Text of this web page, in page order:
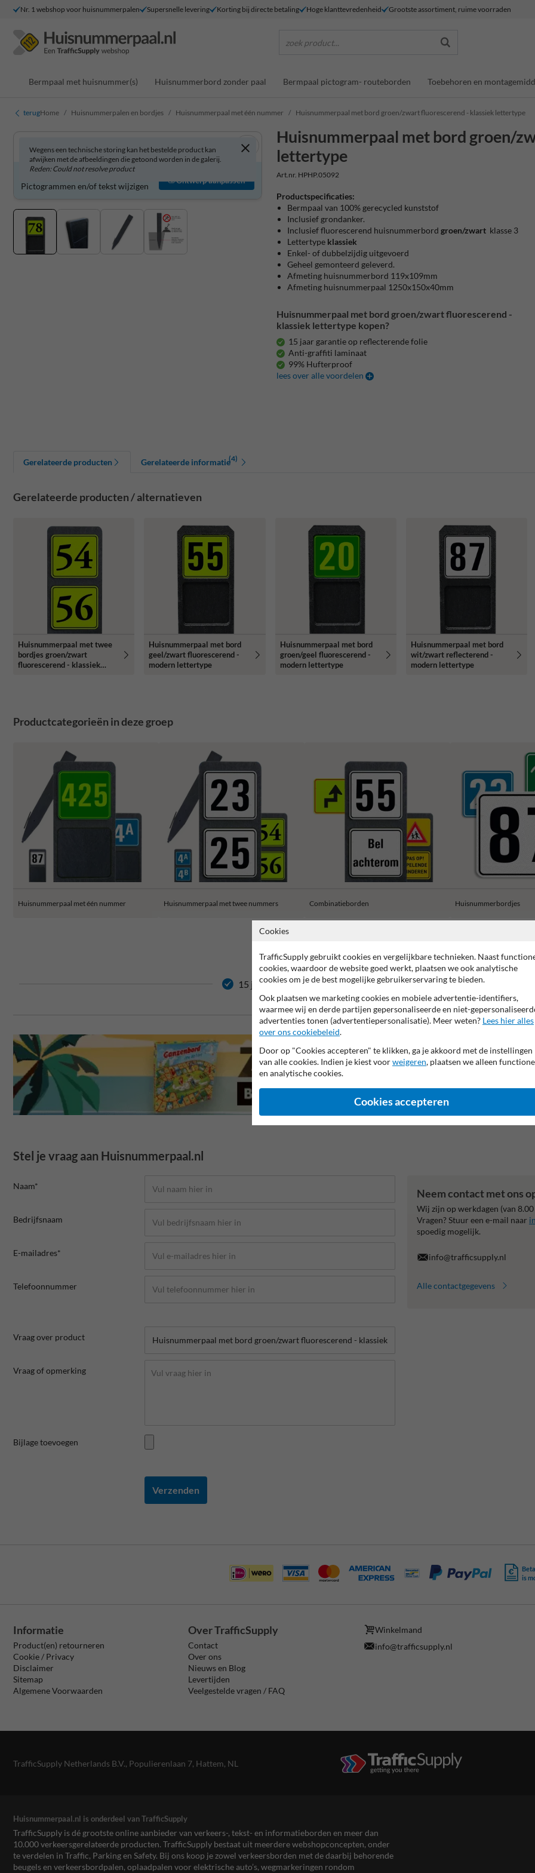
Nr. 1 webshop voor huisnummerpalen Supersnelle levering Korting bij directe betaling Hoge klanttevredenheid Grootste assortiment, ruime voorraden
zoek product...
Bermpaal met huisnummer(s) Huisnummerbord zonder paal Bermpaal pictogram- routeborden Toebehoren en
terugHome Huisnummerpalen en bordjes Huisnummerpaal met één nummer Huisnummerpaal met bord groen/zwart fluorescerend - klassiek lettertype
Huisnummerpaal met bord groen/
lettertype
Art.nr. HPHP.05092
Wegens een technische storing kan het bestelde product kan
afwijken met de afbeeldingen die getoond worden in de galerij.
Reden: Could not resolve product
Product zelf aanpassen?
Pictogrammen en/of tekst wijzigen
Ontwerp aanpassen
Productspecificaties:
Bermpaal van 100% gerecycled kunststof
Inclusief grondanker.
Inclusief fluorescerend huisnummerbordgroen/zwart klasse 3
Lettertype klassiek
Enkel- of dubbelzijdig uitgevoerd
Geheel gemonteerd geleverd.
Afmeting huisnummerbord 119x109mm
Afmeting huisnummerpaal 1250x150x40mm
Huisnummerpaal met bord groen/zwart fluorescerend -
klassiek lettertype kopen?
15 jaar garantie op reflecterende folie
Anti-graffiti laminaat
99% Hufterproof
lees over alle voordelen
Gerelateerde producten Gerelateerde informatie(4)
Gerelateerde producten / alternatieven
Huisnummerpaal met twee
bordjes groen/zwart
fluorescerend - klassiek
Huisnummerpaal met bord
geel/zwart fluorescerend -
modern lettertype
Huisnummerpaal met bord
groen/geel fluorescerend -
modern lettertype
Huisnummerpaal met bord
wit/zwart reflecterend -
modern lettertype
Productcategorieën in deze groep
Huisnummerpaal met één nummer Huisnummerpaal met twee nummers Combinatieborden Huisnummerbordjes
15 jaar garantie op reflecterende folie Anti-graffiti laminaat
Stel je vraag aan Huisnummerpaal.nl
Naam*
Bedrijfsnaam
E-mailadres*
Telefoonnummer
Vraag over product
Vraag of opmerking
Bijlage toevoegen
Verzenden
Neem contact met ons
Wij zijn op werkdagen (van
Vragen? Stuur een e-mail naar
spoedig mogelijk.
info@trafficsupply.nl
Alle contactgegevens
is
Informatie
Product(en) retourneren
Cookie / Privacy
Disclaimer
Sitemap
Algemene Voorwaarden
Over TrafficSupply
Contact
Over ons
Nieuws en Blog
Levertijden
Veelgestelde vragen / FAQ
Winkelmand
info@trafficsupply.nl
TrafficSupply Netherlands B.V., Populierenlaan 7, Hattem, NL
Huisnummerpaal.nl is onderdeel van TrafficSupply
TrafficSupply is dé grootste online aanbieder van verkeers-, tekst- en informatieborden en meer dan
10.000 verkeersgerelateerde producten. TrafficSupply bestaat uit meerdere webshopconcepten, onder
te verdelen in Traffic, Parking en Safety. Bij ons koop je zowel verkeersborden met de daarbij behorende
beugels en verkeersbordpalen, oplaadpalen voor elektrische auto’s, wegmarkeringen rondom
Cookies
TrafficSupply gebruikt cookies en vergelijkbare technieken. Naast
cookies, waardoor de website goed werkt, plaatsen we ook analytische
cookies om je de best mogelijke gebruikerservaring te bieden.
Ook plaatsen we marketing cookies en mobiele advertentie-identifiers,
waarmee wij en derde partijen gepersonaliseerde en niet-
advertenties tonen (advertentiepersonalisatie). Meer weten? Lees hier alles
over ons cookiebeleid.
Door op "Cookies accepteren" te klikken, ga je akkoord met de instellingen
van alle cookies. Indien je kiest voorweigeren, plaatsen we alleen
en analytische cookies.
Cookies accepteren